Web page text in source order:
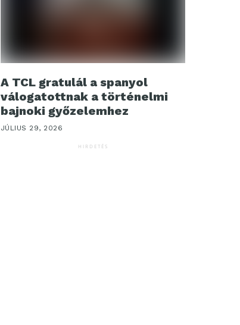
A TCL gratulál a spanyol
válogatottnak a történelmi
bajnoki győzelemhez
JÚLIUS 29, 2026
HIRDETÉS